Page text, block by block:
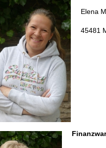
Elena
45481